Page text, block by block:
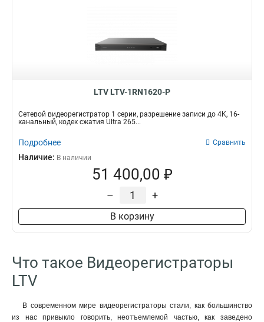
LTV LTV-1RN1620-P
Сетевой видеорегистратор 1 серии, разрешение записи до 4K, 16-
канальный, кодек сжатия Ultra 265...
Подробнее Сравнить
Наличие: В наличии
51 400,00 ₽
– +
В корзину
Что такое Видеорегистраторы
LTV
В современном мире видеорегистраторы стали, как большинство
из нас привыкло говорить, неотъемлемой частью, как заведено